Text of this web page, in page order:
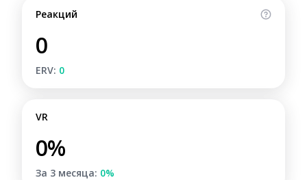
Реакций
0
ERV: 0
VR
0%
За 3 месяца: 0%